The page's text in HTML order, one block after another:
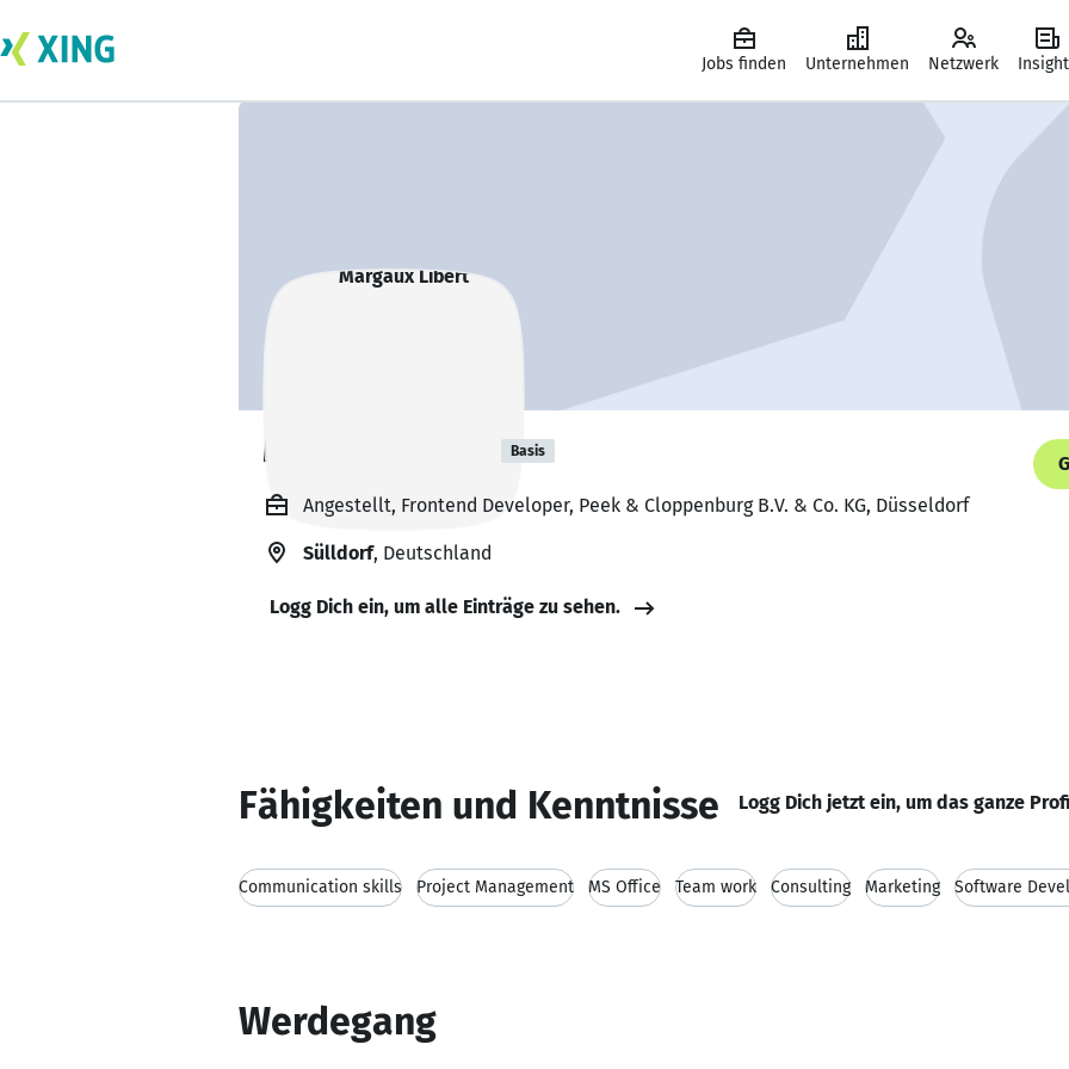
Jobs finden Unternehmen Netzwerk
Margaux Libert Basis
Angestellt, Frontend Developer, Peek & Cloppenburg B.V. & Co. KG, Düsseldorf
Sülldorf, Deutschland
Logg Dich ein, um alle Einträge zu sehen.
Fähigkeiten und Kenntnisse Logg Dich jetzt ein, um das ganze
Communication skills Project Management MS Office Team work Consulting Marketing Software
Werdegang